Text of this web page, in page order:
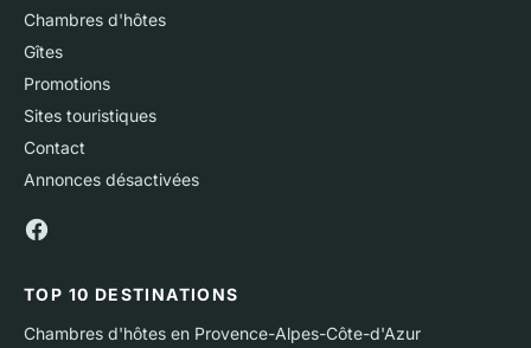
Chambres d'hôtes
Gîtes
Promotions
Sites touristiques
Contact
Annonces désactivées
TOP 10 DESTINATIONS
Chambres d'hôtes en Provence-Alpes-Côte-d'Azur